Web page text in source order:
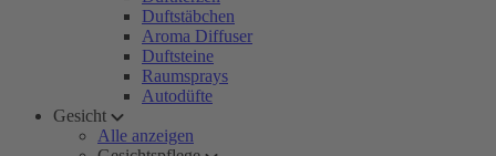
Duftstäbchen
Aroma Diffuser
Duftsteine
Raumsprays
Autodüfte
Gesicht
Alle anzeigen